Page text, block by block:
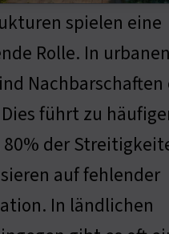
spielen eine
Rolle. In urbanen
Nachbarschaften
führt zu
der
auf fehlender
In ländlichen